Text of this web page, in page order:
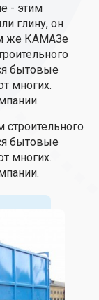
- этим
глину, он
же КАМАЗе
бытовые
многих.
бытовые
многих.